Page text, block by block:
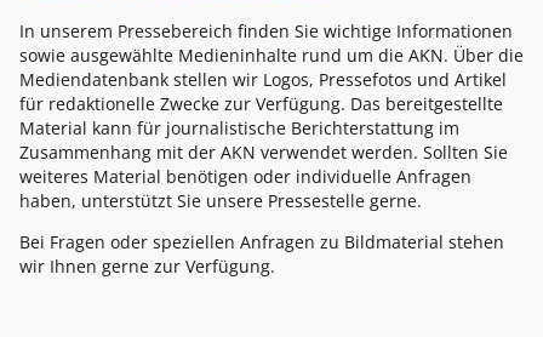
In unserem Pressebereich finden Sie wichtige Informationen
sowie ausgewählte Medieninhalte rund um die AKN. Über die
Mediendatenbank stellen wir Logos, Pressefotos und Artikel
für redaktionelle Zwecke zur Verfügung. Das bereitgestellte
Material kann für journalistische Berichterstattung im
Zusammenhang mit der AKN verwendet werden. Sollten Sie
weiteres Material benötigen oder individuelle Anfragen
haben, unterstützt Sie unsere Pressestelle gerne.
Bei Fragen oder speziellen Anfragen zu Bildmaterial stehen
wir Ihnen gerne zur Verfügung.